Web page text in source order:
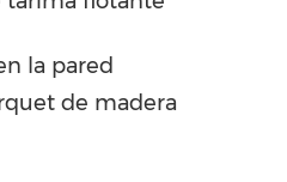
la pared
de madera